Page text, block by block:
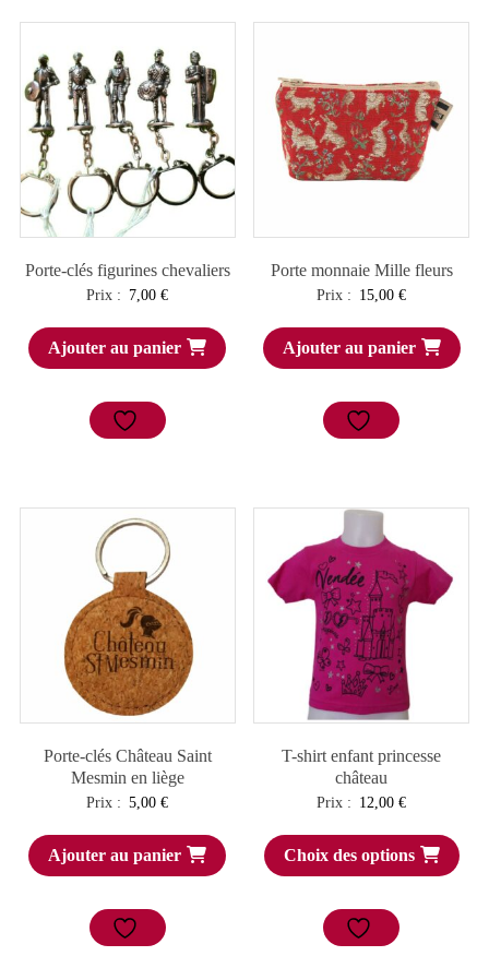
Porte-clés figurines chevaliers
Prix : 7,00€
Ajouter au panier
Porte monnaie Mille fleurs
Prix : 15,00€
Ajouter au panier
Porte-clés Château Saint
Mesmin en liège
Prix : 5,00€
Ajouter au panier
T-shirt enfant princesse
château
Prix : 12,00€
Choix des options